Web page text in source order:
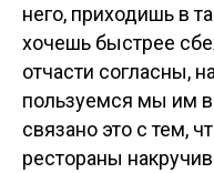
него, приходишь в
хочешь быстрее
отчасти согласны,
пользуемся мы им
связано это с тем,
рестораны